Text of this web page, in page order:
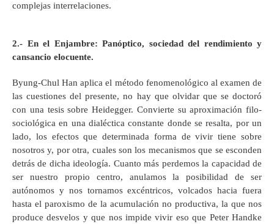
complejas interrelaciones.
2.- En el Enjambre: Panóptico, sociedad del rendimiento y
cansancio elocuente.
Byung-Chul Han aplica el método fenomenológico al examen de
las cuestiones del presente, no hay que olvidar que se doctoró
con una tesis sobre Heidegger. Convierte su aproximación filo-
sociológica en una dialéctica constante donde se resalta, por un
lado, los efectos que determinada forma de vivir tiene sobre
nosotros y, por otra, cuales son los mecanismos que se esconden
detrás de dicha ideología. Cuanto más perdemos la capacidad de
ser nuestro propio centro, anulamos la posibilidad de ser
autónomos y nos tornamos excéntricos, volcados hacia fuera
hasta el paroxismo de la acumulación no productiva, la que nos
produce desvelos y que nos impide vivir eso que Peter Handke